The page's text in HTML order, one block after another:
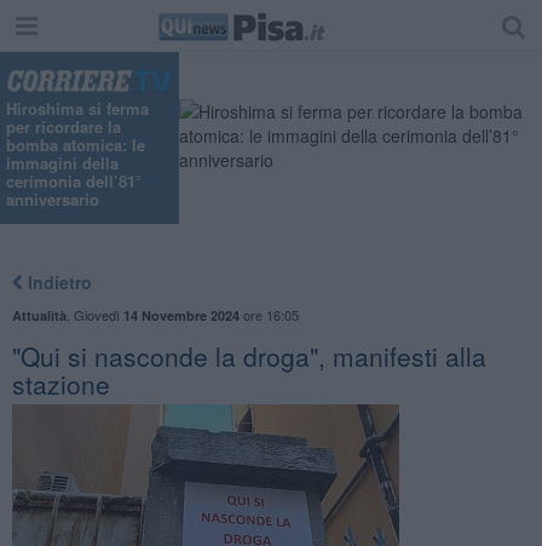
Hiroshima si ferma
per ricordare la
bomba atomica: le
immagini della
cerimonia dell’81°
anniversario
Indietro
Attualità Giovedì 14 Novembre 2024ore 16:05
"Qui si nasconde la droga", manifesti alla
stazione